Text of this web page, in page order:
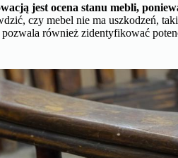
jest ocena stanu mebli,
czy mebel nie ma uszkodzeń,
również zidentyfikować